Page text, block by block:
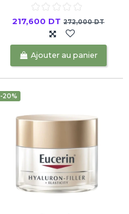
217,600 DT272,000 DT
Ajouter au panier
-20%